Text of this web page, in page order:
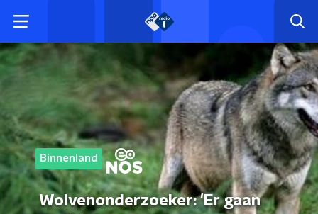
Binnenland
Wolvenonderzoeker: 'Er gaan